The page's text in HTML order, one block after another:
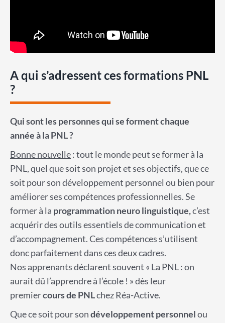
A qui s’adressent ces formations PNL
?
Qui sont les personnes qui se forment chaque
année à la PNL ?
Bonne nouvelle: tout le monde peut se former à la
PNL, quel que soit son projet et ses objectifs, que ce
soit pour son développement personnel ou bien pour
améliorer ses compétences professionnelles. Se
former à la programmation neuro linguistique,c’est
acquérir des outils essentiels de communication et
d’accompagnement. Ces compétences s’utilisent
donc parfaitement dans ces deux cadres.
Nos apprenants déclarent souvent « La PNL : on
aurait dû l’apprendre à l’école ! » dès leur
premiercours de PNLchez Réa-Active.
Que ce soit pour sondéveloppement personnelou